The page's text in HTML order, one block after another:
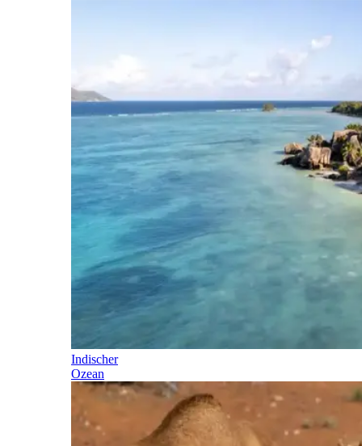
Indischer
Ozean